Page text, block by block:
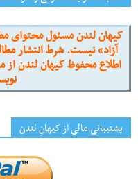
کیهان لندن مسئول محتوای
آزاد» نیست. شرط انتشار
اطلاع محفوظ کیهان لندن
پشتیبانی مالی از کیهانِ لندن